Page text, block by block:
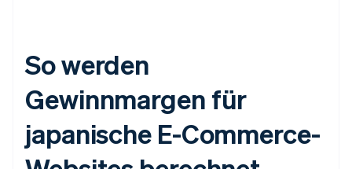
So werden
Gewinnmargen für
japanische E-Commerce-